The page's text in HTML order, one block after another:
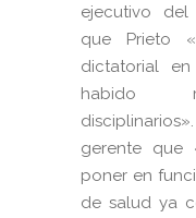
ejecutivo del
que Prieto
dictatorial
habido
gerente que
poner en
de salud ya